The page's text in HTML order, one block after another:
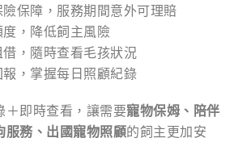
保障，服務期間意外可理賠
，降低飼主風險
，隨時查看毛孩狀況
，掌握每日照顧紀錄
＋即時查看，讓需要寵物保姆、陪伴
服務、出國寵物照顧的飼主更加安